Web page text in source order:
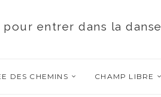
entrer dans la danse
DES CHEMINS CHAMP LIBRE